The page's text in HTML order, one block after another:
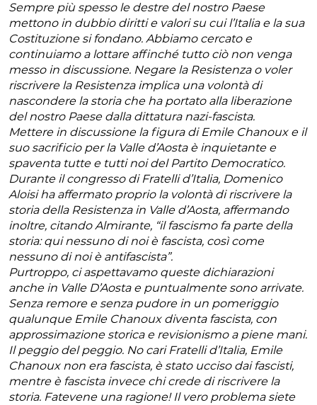
Sempre più spesso le destre del nostro Paese
mettono in dubbio diritti e valori su cui l’Italia e la sua
Costituzione si fondano. Abbiamo cercato e
continuiamo a lottare affinché tutto ciò non venga
messo in discussione. Negare la Resistenza o voler
riscrivere la Resistenza implica una volontà di
nascondere la storia che ha portato alla liberazione
del nostro Paese dalla dittatura nazi-fascista.
Mettere in discussione la figura di Emile Chanoux e il
suo sacrificio per la Valle d’Aosta è inquietante e
spaventa tutte e tutti noi del Partito Democratico.
Durante il congresso di Fratelli d’Italia, Domenico
Aloisi ha affermato proprio la volontà di riscrivere la
storia della Resistenza in Valle d’Aosta, affermando
inoltre, citando Almirante, “il fascismo fa parte della
storia: qui nessuno di noi è fascista, così come
nessuno di noi è antifascista”.
Purtroppo, ci aspettavamo queste dichiarazioni
anche in Valle D’Aosta e puntualmente sono arrivate.
Senza remore e senza pudore in un pomeriggio
qualunque Emile Chanoux diventa fascista, con
approssimazione storica e revisionismo a piene mani.
Il peggio del peggio. No cari Fratelli d’Italia, Emile
Chanoux non era fascista, è stato ucciso dai fascisti,
mentre è fascista invece chi crede di riscrivere la
storia. Fatevene una ragione! Il vero problema siete